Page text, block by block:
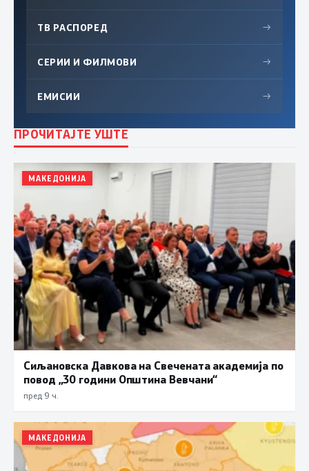
ТВ РАСПОРЕД →
СЕРИИ И ФИЛМОВИ →
ЕМИСИИ →
ПРОЧИТАЈТЕ УШТЕ
МАКЕДОНИЈА
Сиљановска Давкова на Свечената академија по
повод „30 години Општина Вевчани“
пред 9 ч.
МАКЕДОНИЈА